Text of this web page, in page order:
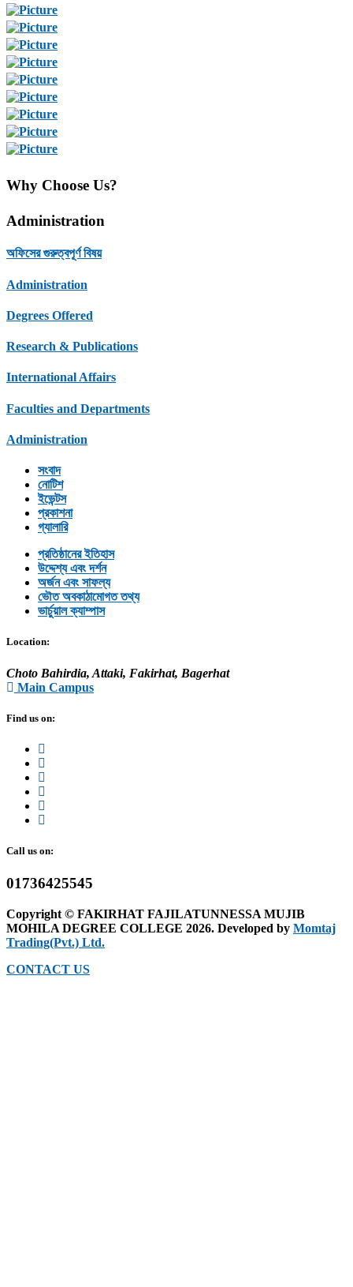
Why Choose Us?
Administration
অফিসের গুরুত্বপূর্ণ বিষয়
Administration
Degrees Offered
Research & Publications
International Affairs
Faculties and Departments
Administration
সংবাদ
নোটিশ
ইভেন্টস
প্রকাশনা
গ্যালারি
প্রতিষ্ঠানের ইতিহাস
উদ্দেশ্য এবং দর্শন
অর্জন এবং সাফল্য
ভৌত অবকাঠামোগত তথ্য
ভার্চুয়াল ক্যাম্পাস
Location:
Choto Bahirdia, Attaki, Fakirhat, Bagerhat
Main Campus
Find us on:
Call us on:
01736425545
Copyright © FAKIRHAT FAJILATUNNESSA MUJIB
MOHILA DEGREE COLLEGE 2026. Developed by Momtaj
Trading(Pvt.) Ltd.
CONTACT US